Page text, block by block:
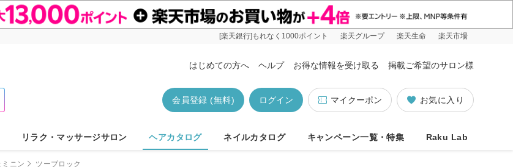
[楽天銀行]もれなく1000ポイント 楽天グループ 楽天生命 楽天市場
はじめての方へ ヘルプ お得な情報を受け取る 掲載ご希望のサロン様
お気に入り
マイクーポン
ログイン
会員登録 (無料)
リラク・マッサージサロン ヘアカタログ ネイルカタログ キャンペーン一覧・特集 Raku Lab
ミニン ツーブロック